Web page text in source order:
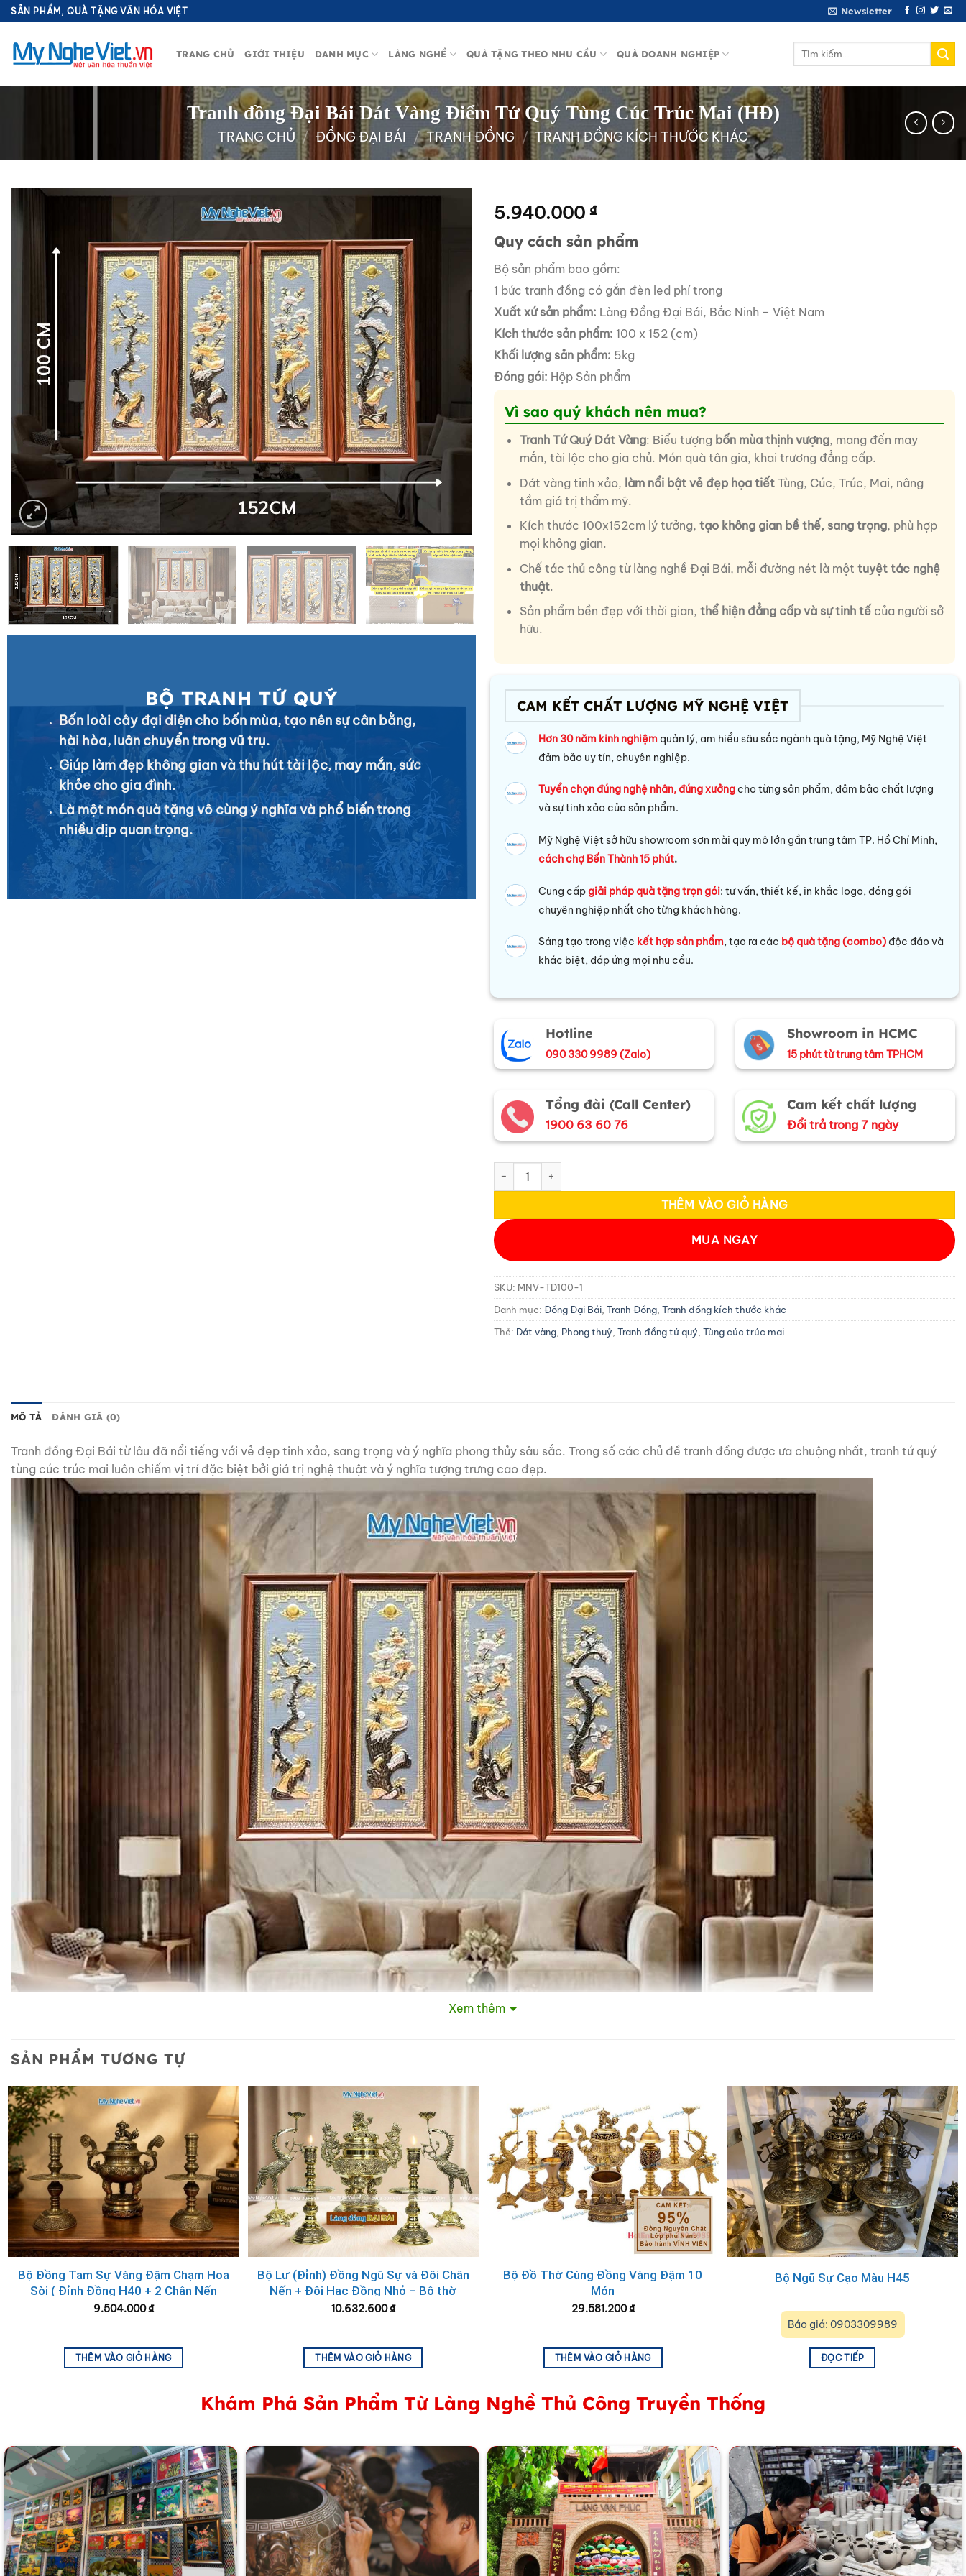
Bỏ
qua
nội
dung
SẢN PHẨM, QUÀ TẶNG VĂN HÓA VIỆT Newsletter
TRANG CHỦ GIỚI THIỆU DANH MỤC LÀNG NGHỀ QUÀ TẶNG THEO NHU CẦU QUÀ DOANH NGHIỆP
Tìm
Tranh đồng Đại Bái Dát Vàng Điểm Tứ Quý Tùng Cúc Trúc Mai (HĐ)
TRANG CHỦ / ĐỒNG ĐẠI BÁI / TRANH ĐỒNG / TRANH ĐỒNG KÍCH THƯỚC KHÁC
BỘ TRANH TỨ QUÝ
Bốn loài cây đại diện cho bốn mùa, tạo nên sự cân bằng,
hài hòa, luân chuyển trong vũ trụ.
Giúp làm đẹp không gian và thu hút tài lộc, may mắn, sức
khỏe cho gia đình.
Là một món quà tặng vô cùng ý nghĩa và phổ biến trong
nhiều dịp quan trọng.
5.940.000 ₫
Quy cách sản phẩm
Bộ sản phẩm bao gồm:
1 bức tranh đồng có gắn đèn led phí trong
Xuất xứ sản phẩm: Làng Đồng Đại Bái, Bắc Ninh – Việt Nam
Kích thước sản phẩm: 100 x 152 (cm)
Khối lượng sản phẩm: 5kg
Đóng gói: Hộp Sản phẩm
Vì sao quý khách nên mua?
Tranh Tứ Quý Dát Vàng: Biểu tượng bốn mùa thịnh vượng, mang đến may
mắn, tài lộc cho gia chủ. Món quà tân gia, khai trương đẳng cấp.
Dát vàng tinh xảo, làm nổi bật vẻ đẹp họa tiếtTùng, Cúc, Trúc, Mai, nâng
tầm giá trị thẩm mỹ.
Kích thước 100x152cm lý tưởng, tạo không gian bề thế, sang trọng, phù hợp
mọi không gian.
Chế tác thủ công từ làng nghề Đại Bái, mỗi đường nét là một tuyệt tác nghệ
thuật.
Sản phẩm bền đẹp với thời gian, thể hiện đẳng cấp và sự tinh tếcủa người sở
hữu.
CAM KẾT CHẤT LƯỢNG MỸ NGHỆ VIỆT
Hơn 30 năm kinh nghiệm quản lý, am hiểu sâu sắc ngành quà tặng, Mỹ Nghệ Việt
đảm bảo uy tín, chuyên nghiệp.
Tuyển chọn đúng nghệ nhân, đúng xưởng cho từng sản phẩm, đảm bảo chất lượng
và sự tinh xảo của sản phẩm.
Mỹ Nghệ Việt sở hữu showroom sơn mài quy mô lớn gần trung tâm TP. Hồ Chí Minh,
cách chợ Bến Thành 15 phút.
Cung cấpgiải pháp quà tặng trọn gói: tư vấn, thiết kế, in khắc logo, đóng gói
chuyên nghiệp nhất cho từng khách hàng.
Sáng tạo trong việc kết hợp sản phẩm, tạo ra các bộ quà tặng (combo) độc đáo và
khác biệt, đáp ứng mọi nhu cầu.
Hotline
090 330 9989 (Zalo)
Showroom in HCMC
15 phút từ trung tâm TPHCM
Tổng đài (Call Center)
1900 63 60 76
Cam kết chất lượng
Đổi trả trong 7 ngày
THÊM VÀO GIỎ HÀNG
MUA NGAY
SKU: MNV-TD100-1
Danh mục: Đồng Đại Bái, Tranh Đồng, Tranh đồng kích thước khác
Thẻ: Dát vàng, Phong thuỷ, Tranh đồng tứ quý, Tùng cúc trúc mai
MÔ TẢ ĐÁNH GIÁ (0)
Tranh đồng Đại Bái từ lâu đã nổi tiếng với vẻ đẹp tinh xảo, sang trọng và ý nghĩa phong thủy sâu sắc. Trong số các chủ đề tranh đồng được ưa chuộng nhất, tranh tứ quý
tùng cúc trúc mai luôn chiếm vị trí đặc biệt bởi giá trị nghệ thuật và ý nghĩa tượng trưng cao đẹp.
Tùng cúc trúc mai – Tứ quý thanh tao, hội tụ tinh hoa đất trời:
Cây Tùng: Biểu tượng cho sự trường thọ, kiên trung, bất khuất trước mọi gian nan thử thách.
Hoa Cúc: Tượng trưng cho sự thanh cao, nhã nhặn, hiền hòa và trường thọ.
Cây Trúc: Thể hiện cho sự ngay thẳng, thanh cao, khí chất quân tử.
Hoa Mai: Mang ý nghĩa về sự may mắn, tài lộc, sung túc và an khang.
Sự kết hợp hài hòa của bốn loài cây quý này trong bức tranh tùng cúc trúc mai Đại Bái tạo nên một tổng thể hoàn chỉnh, tượng trưng cho cuộc sống thanh cao, an yên, viên
Xem thêm
SẢN PHẨM TƯƠNG TỰ
Bộ Đồng Tam Sự Vàng Đậm Chạm Hoa
Sòi ( Đỉnh Đồng H40 + 2 Chân Nến
H33) MNV-DD18/40-1
9.504.000₫
THÊM VÀO GIỎ HÀNG
Bộ Lư (Đỉnh) Đồng Ngũ Sự và Đôi Chân
Nến + Đôi Hạc Đồng Nhỏ – Bộ thờ
cúng MNV-DD21
10.632.600₫
THÊM VÀO GIỎ HÀNG
Bộ Đồ Thờ Cúng Đồng Vàng Đậm 10
Món
29.581.200₫
THÊM VÀO GIỎ HÀNG
Bộ Ngũ Sự Cạo Màu H45
Báo giá: 0903309989
ĐỌC TIẾP
Khám Phá Sản Phẩm Từ Làng Nghề Thủ Công Truyền Thống